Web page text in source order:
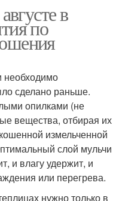
в
по
необходимо
сделано раньше.
опилками (не
вещества, отбирая их
измельченной
слой мульчи
и влагу удержит, и
или перегрева.
нужно только в